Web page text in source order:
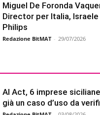
Miguel De Foronda
Director per Italia,
Philips
Redazione BitMAT - 29/07/2026
AI Act, 6 imprese
già un caso d’uso da